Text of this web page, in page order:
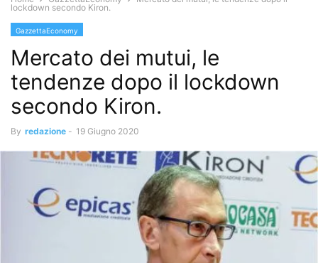
lockdown secondo Kiron.
GazzettaEconomy
Mercato dei mutui, le
tendenze dopo il lockdown
secondo Kiron.
By redazione - 19 Giugno 2020